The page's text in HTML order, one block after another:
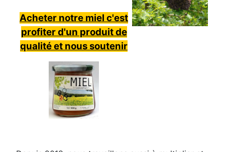
Acheter notre miel c'est
profiter d'un produit de
qualité et nous soutenir